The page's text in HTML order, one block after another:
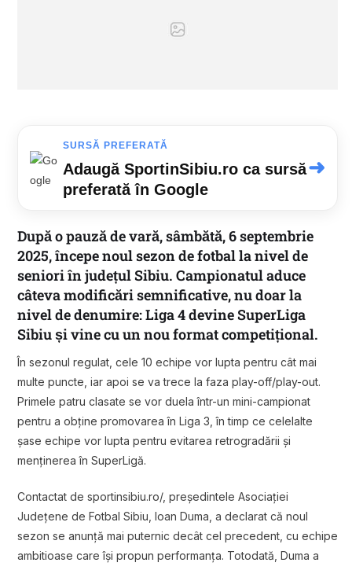
SURSĂ PREFERATĂ
Adaugă SportinSibiu.ro ca sursă
preferată în Google
➜
După o pauză de vară, sâmbătă, 6 septembrie
2025, începe noul sezon de fotbal la nivel de
seniori în județul Sibiu. Campionatul aduce
câteva modificări semnificative, nu doar la
nivel de denumire: Liga 4 devine SuperLiga
Sibiu și vine cu un nou format competițional.
În sezonul regulat, cele 10 echipe vor lupta pentru cât mai
multe puncte, iar apoi se va trece la faza play-off/play-out.
Primele patru clasate se vor duela într-un mini-campionat
pentru a obține promovarea în Liga 3, în timp ce celelalte
șase echipe vor lupta pentru evitarea retrogradării și
menținerea în SuperLigă.
Contactat de sportinsibiu.ro/, președintele Asociației
Județene de Fotbal Sibiu, Ioan Duma, a declarat că noul
sezon se anunță mai puternic decât cel precedent, cu echipe
ambitioase care își propun performanța. Totodată, Duma a